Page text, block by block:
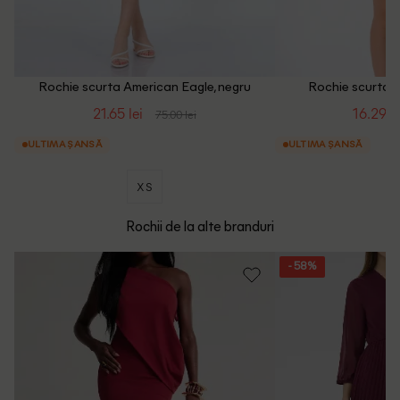
Rochie scurta American Eagle, negru
21.65 lei 75.00 lei
ULTIMA ȘANSĂ
XS
Rochie scurta
16.29
ULTIMA ȘANSĂ
Rochii de la alte branduri
- 58%